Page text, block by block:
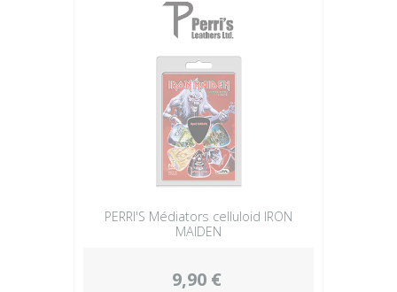
PERRI'S Médiators celluloid IRON
MAIDEN
9,90 €